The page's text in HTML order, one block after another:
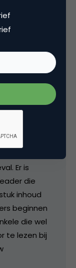
dat
DOM gaat
Er is
die
inhoud
beginnen
die wel
te lezen bij